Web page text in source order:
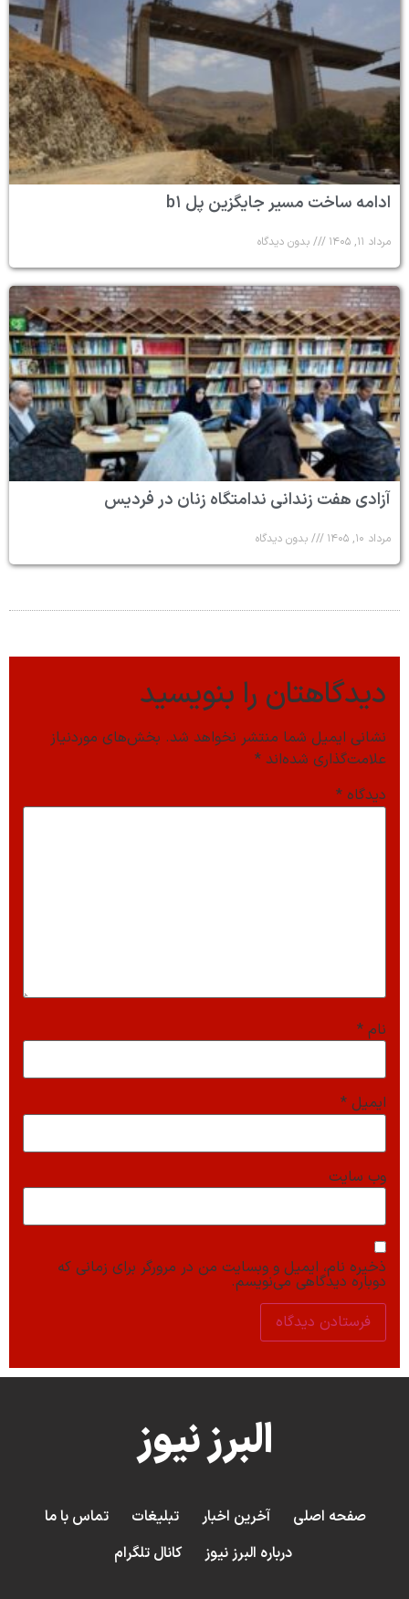
ادامه ساخت مسیر جایگزین پل b۱
مرداد ۱۱, ۱۴۰۵ بدون دیدگاه
آزادی هفت زندانی ندامتگاه زنان در فردیس
مرداد ۱۰, ۱۴۰۵ بدون دیدگاه
دیدگاهتان را بنویسید
نشانی ایمیل شما منتشر نخواهد شد. بخش‌های موردنیاز
علامت‌گذاری شده‌اند *
دیدگاه *
نام *
ایمیل *
وب‌ سایت
ذخیره نام، ایمیل و وبسایت من در مرورگر برای زمانی که
دوباره دیدگاهی می‌نویسم.
البرز نیوز
صفحه اصلی آخرین اخبار تبلیغات
تماس با ما
درباره البرز نیوز
کانال تلگرام